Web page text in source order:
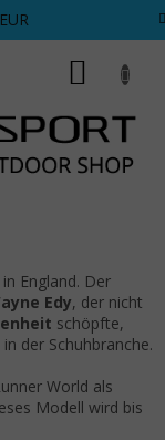
England. Der
Edy, der nicht
schöpfte,
der Schuhbranche.
World als
Modell wird bis